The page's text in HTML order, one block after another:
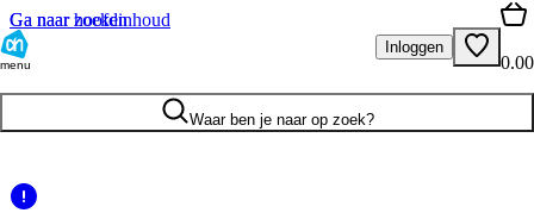
Ga naar hoofdinhoud
Ga naar zoeken
menu
Inloggen
0.00
Waar ben je naar op zoek?